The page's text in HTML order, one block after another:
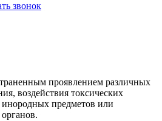
звонок
проявлением различных
воздействия токсических
предметов или